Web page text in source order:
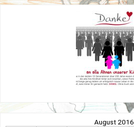
August 2016